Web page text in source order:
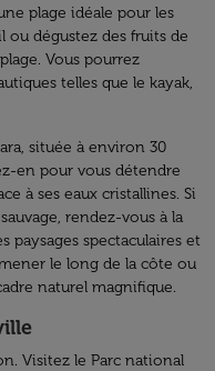
plage idéale pour les
ou dégustez des fruits de
Vous pourrez
telles que le kayak,
située à environ 30
en pour vous détendre
à ses eaux cristallines. Si
rendez-vous à la
paysages spectaculaires et
le long de la côte ou
naturel magnifique.
Visitez le Parc national